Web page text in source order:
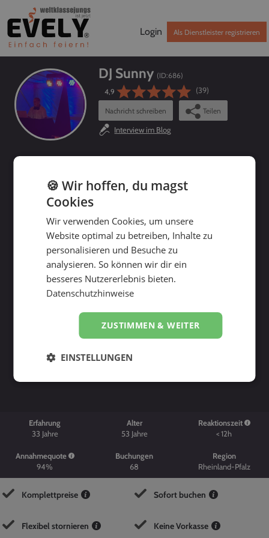
Login Als Dienstleister registrieren
DJ Sunny (ID:686)
4,9
(39)
Nachricht schreiben Teilen
Interview im Blog
Verfügbarkeit prüfen!
bis
Suche starten
Erfahrung
33 Jahre
Alter
53 Jahre
Reaktionszeit
< 12h
Annahmequote
94%
Buchungen
68
Region
Rheinland-Pfalz
Komplettpreise Sofort buchen
Flexibel stornieren Keine Vorkasse
🍪 Wir hoffen, du magst
Cookies
Wir verwenden Cookies, um unsere
Website optimal zu betreiben, Inhalte zu
personalisieren und Besuche zu
analysieren. So können wir dir ein
besseres Nutzererlebnis bieten.
Datenschutzhinweise
ZUSTIMMEN & WEITER
EINSTELLUNGEN